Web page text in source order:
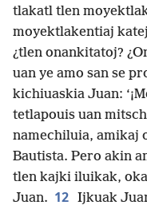
tlakatl tlen
moyektlakentiaj
¿tlen onankitatoj?
uan ye amo san se
kichiuaskia Juan:
tetlapouis uan
namechiluia, amikaj
Bautista. Pero akin
tlen kajki iluikak,
Juan. 12 Ijkuak